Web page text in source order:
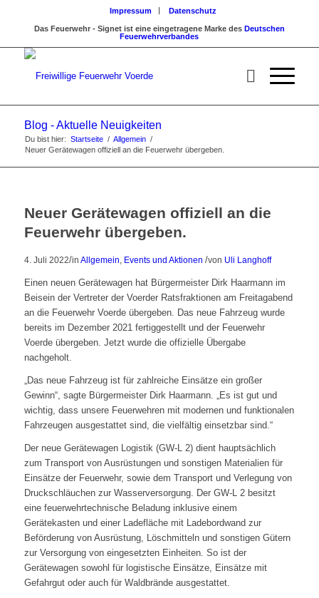
Impressum Datenschutz
Das Feuerwehr - Signet ist eine eingetragene Marke des Deutschen
Feuerwehrverbandes
Blog - Aktuelle Neuigkeiten
Du bist hier: Startseite / Allgemein /
Neuer Gerätewagen offiziell an die Feuerwehr übergeben.
Neuer Gerätewagen offiziell an die
Feuerwehr übergeben.
4. Juli 2022/in Allgemein Events und Aktionen /von Uli Langhoff
Einen neuen Gerätewagen hat Bürgermeister Dirk Haarmann im
Beisein der Vertreter der Voerder Ratsfraktionen am Freitagabend
an die Feuerwehr Voerde übergeben. Das neue Fahrzeug wurde
bereits im Dezember 2021 fertiggestellt und der Feuerwehr
Voerde übergeben. Jetzt wurde die offizielle Übergabe
nachgeholt.
„Das neue Fahrzeug ist für zahlreiche Einsätze ein großer
Gewinn“, sagte Bürgermeister Dirk Haarmann. „Es ist gut und
wichtig, dass unsere Feuerwehren mit modernen und funktionalen
Fahrzeugen ausgestattet sind, die vielfältig einsetzbar sind.“
Der neue Gerätewagen Logistik (GW-L 2) dient hauptsächlich
zum Transport von Ausrüstungen und sonstigen Materialien für
Einsätze der Feuerwehr, sowie dem Transport und Verlegung von
Druckschläuchen zur Wasserversorgung. Der GW-L 2 besitzt
eine feuerwehrtechnische Beladung inklusive einem
Gerätekasten und einer Ladefläche mit Ladebordwand zur
Beförderung von Ausrüstung, Löschmitteln und sonstigen Gütern
zur Versorgung von eingesetzten Einheiten. So ist der
Gerätewagen sowohl für logistische Einsätze, Einsätze mit
Gefahrgut oder auch für Waldbrände ausgestattet.